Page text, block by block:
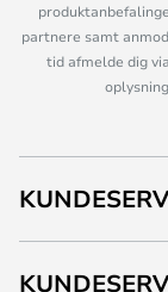
partnere samt
tid afmelde dig